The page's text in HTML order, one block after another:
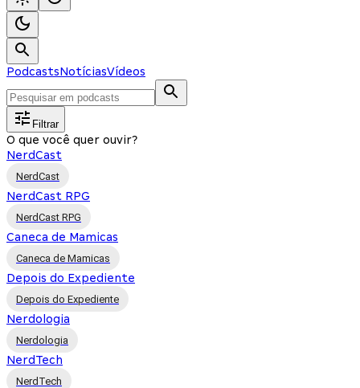
PodcastsNotíciasVídeos
Filtrar
O que você quer ouvir?
NerdCast
NerdCast
NerdCast RPG
NerdCast RPG
Caneca de Mamicas
Caneca de Mamicas
Depois do Expediente
Depois do Expediente
Nerdologia
Nerdologia
NerdTech
NerdTech